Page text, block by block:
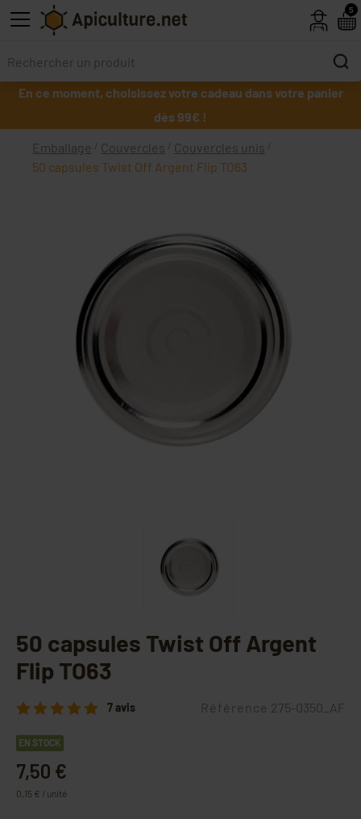
Skip to main content
En ce moment, choisissez votre cadeau dans votre panier
dès 99€ !
Emballage Couvercles
Couvercles unis
50 capsules Twist Off Argent Flip TO63
50 capsules Twist Off Argent
Flip TO63
7 avis Référence 275-0350_AF
EN STOCK
7,50 €
0,15 € / unité
5